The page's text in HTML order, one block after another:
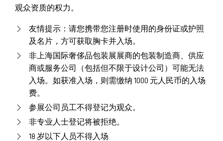
观众资质的权力。
友情提示：请您携带您注册时使用的身份证或护照
及名片，方可获取胸卡并入场。
非上海国际奢侈品包装展展商的包装制造商、供应
商或服务公司（包括但不限于设计公司）可能无法
入场。如获准入场，则需缴纳 1000 元人民币的入场
费。
参展公司员工不得登记为观众。
非专业人士登记将被拒绝。
18 岁以下人员不得入场